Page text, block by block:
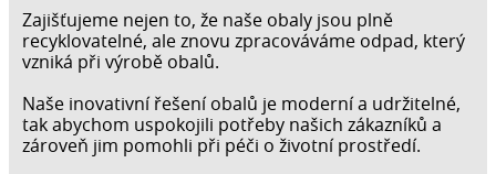
Zajišťujeme nejen to, že naše obaly jsou plně
recyklovatelné, ale znovu zpracováváme odpad, který
vzniká při výrobě obalů.
Naše inovativní řešení obalů je moderní a udržitelné,
tak abychom uspokojili potřeby našich zákazníků a
zároveň jim pomohli při péči o životní prostředí.